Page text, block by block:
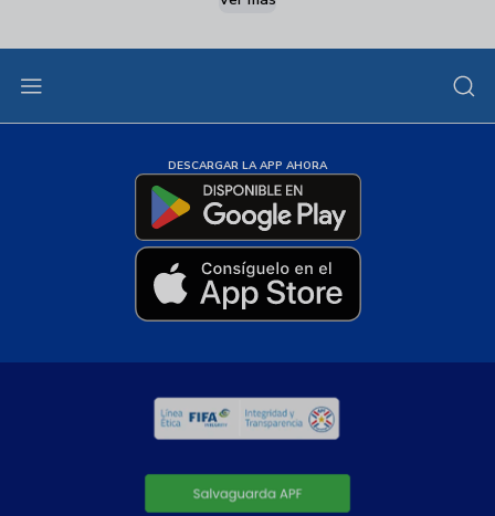
DESCARGAR LA APP AHORA